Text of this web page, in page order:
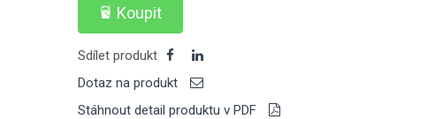
Koupit
Sdílet produkt
Dotaz na produkt
Stáhnout detail produktu v PDF